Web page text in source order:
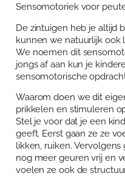
Over Anja Lutz
Blog en Downloads
Aanbod
Themaboeken
Gespreks- en
Winkelwagen
Mijn account
Contact
Contact
Agenda
Sensomotoriek voor
De zintuigen heb je altijd
kunnen we natuurlijk ook
We noemen dit
jongs af aan kun je
sensomotorische
Waarom doen we dit
prikkelen en stimuleren
Stel je voor dat je een
geeft. Eerst gaan ze ze
likken, ruiken.
nog meer geuren vrij en
voelen ze ook de